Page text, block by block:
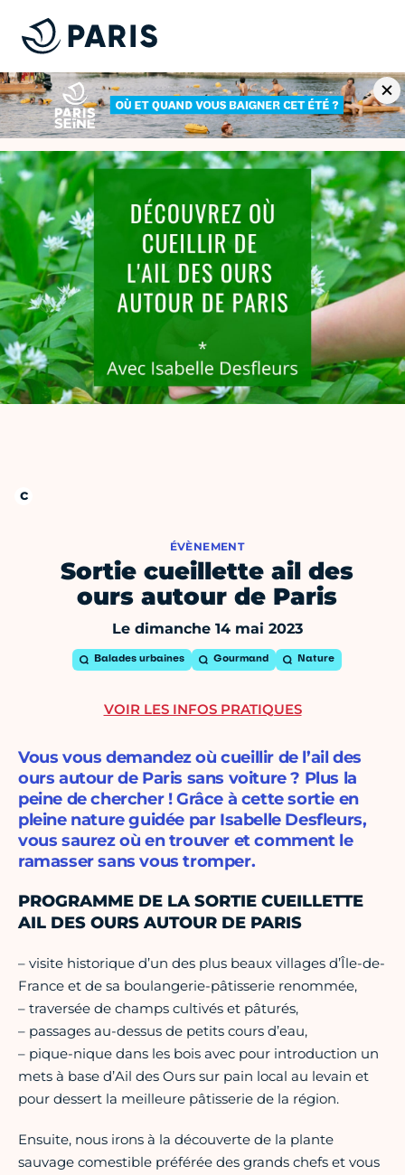
ÉVÈNEMENT
Sortie cueillette ail des
ours autour de Paris
Le dimanche 14 mai 2023
Balades urbaines Gourmand Nature
Vous vous demandez où cueillir de l’ail des
ours autour de Paris sans voiture ? Plus la
peine de chercher ! Grâce à cette sortie en
pleine nature guidée par Isabelle Desfleurs,
vous saurez où en trouver et comment le
ramasser sans vous tromper.
PROGRAMME DE LA SORTIE CUEILLETTE
AIL DES OURS AUTOUR DE PARIS
– visite historique d’un des plus beaux villages d’Île-de-
France et de sa boulangerie-pâtisserie renommée,
– traversée de champs cultivés et pâturés,
– passages au-dessus de petits cours d’eau,
– pique-nique dans les bois avec pour introduction un
mets à base d’Ail des Ours sur pain local au levain et
pour dessert la meilleure pâtisserie de la région.
Ensuite, nous irons à la découverte de la plante
sauvage comestible préférée des grands chefs et vous
VOIR LES INFOS PRATIQUES